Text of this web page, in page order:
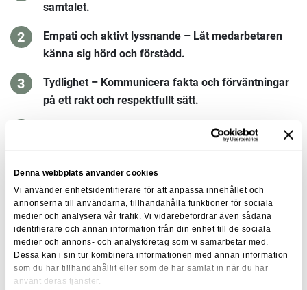
Denna webbplats använder cookies
Vi använder enhetsidentifierare för att anpassa innehållet och
annonserna till användarna, tillhandahålla funktioner för sociala
medier och analysera vår trafik. Vi vidarebefordrar även sådana
identifierare och annan information från din enhet till de sociala
medier och annons- och analysföretag som vi samarbetar med.
Dessa kan i sin tur kombinera informationen med annan information
som du har tillhandahållit eller som de har samlat in när du har
använt deras tjänster.
samtalet.
Empati och aktivt lyssnande – Låt medarbetaren
känna sig hörd och förstådd.
Tydlighet – Kommunicera fakta och förväntningar
på ett rakt och respektfullt sätt.
Lösningar och utvecklingsmöjligheter – Fokus på
lösningar snarare än problem.
Uppföljning – Se till att samtalet leder till konkreta
åtgärder och utveckling.
Summering
Att hantera svåra samtal är en viktig ledarskapsfärdighet.